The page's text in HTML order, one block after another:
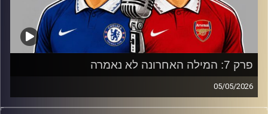
קרדיט תמונות:Gemini
פרק 7: המילה האחרונה לא נאמרה
05/05/2026
עוד סיכום מחזור בליגה הטובה בעולם.